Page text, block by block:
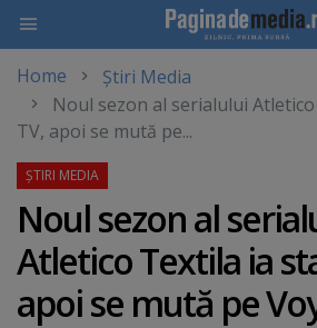
main
content
Home
Știri Media
Noul sezon al serialului
TV, apoi se mută pe...
Noul sezon al
Atletico Textila ia
apoi se mută pe